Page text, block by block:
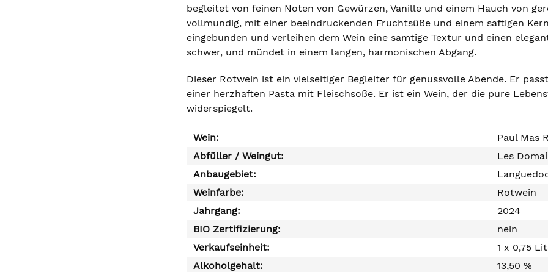
begleitet von feinen Noten von Gewürzen, Vanille und einem Hauch von
vollmundig, mit einer beeindruckenden Fruchtsüße und einem saftigen
eingebunden und verleihen dem Wein eine samtige Textur und einen
schwer, und mündet in einem langen, harmonischen Abgang.
Dieser Rotwein ist ein vielseitiger Begleiter für genussvolle Abende. Er
einer herzhaften Pasta mit Fleischsoße. Er ist ein Wein, der die pure
widerspiegelt.
Wein:
Paul Mas
Abfüller / Weingut:
Les
Anbaugebiet:
Weinfarbe:
Rotwein
Jahrgang:
2024
BIO Zertifizierung:
nein
Verkaufseinheit:
1 x 0,75
Alkoholgehalt:
13,50 %